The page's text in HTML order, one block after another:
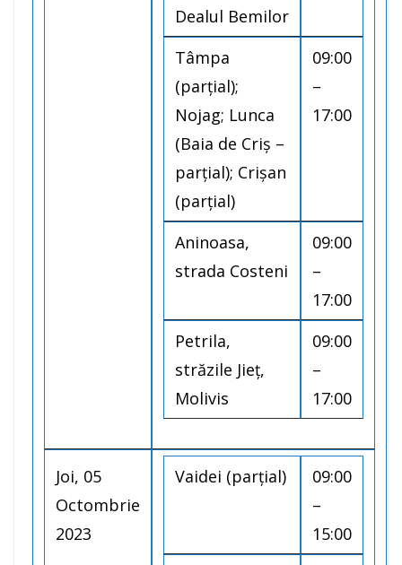
Dealul Bemilor
Tâmpa
(parțial);
Nojag; Lunca
(Baia de Criș –
parțial); Crișan
(parțial)
09:00
–
17:00
Aninoasa,
strada Costeni
09:00
–
17:00
Petrila,
străzile Jieț,
Molivis
09:00
–
17:00
Joi, 05
Octombrie
2023
Vaidei (parțial)
09:00
–
15:00